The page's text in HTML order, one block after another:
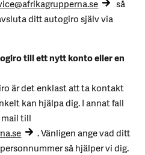
så
ditt autogiro själv via
till ett nytt konto eller en
är det enklast att ta kontakt
kan hjälpa dig. I annat fall
till
. Vänligen ange vad ditt
så hjälper vi dig.